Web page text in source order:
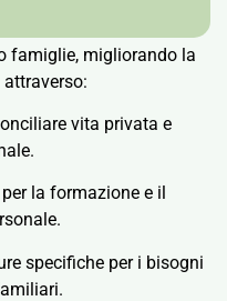
famiglie, migliorando la
vita privata e
la formazione e il
specifiche per i bisogni